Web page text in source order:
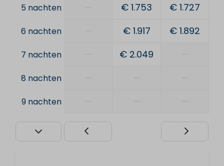
5 nachten € 1.753 € 1.727
6 nachten € 1.917 € 1.892
7 nachten € 2.049
8 nachten
9 nachten